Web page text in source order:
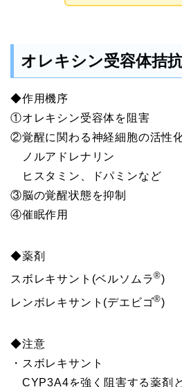
オレキシン受容体拮
◆作用機序
①オレキシン受容体を阻害
②覚醒に関わる神経細胞の活性
ノルアドレナリン
ヒスタミン、ドパミンなど
③脳の覚醒状態を抑制
④催眠作用
◆薬剤
スボレキサント(ベルソムラ®)
レンボレキサント(デエビゴ®)
◆注意
・スボレキサント
CYP3A4を強く阻害する薬剤